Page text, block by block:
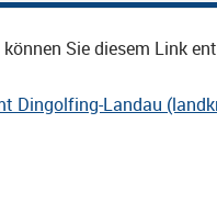
Sie diesem Link
Dingolfing-Landau